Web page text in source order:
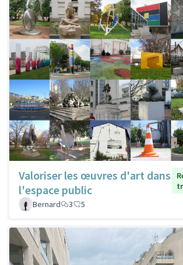
Valoriser les œuvres d'art dans
l'espace public
Bernard
3 5